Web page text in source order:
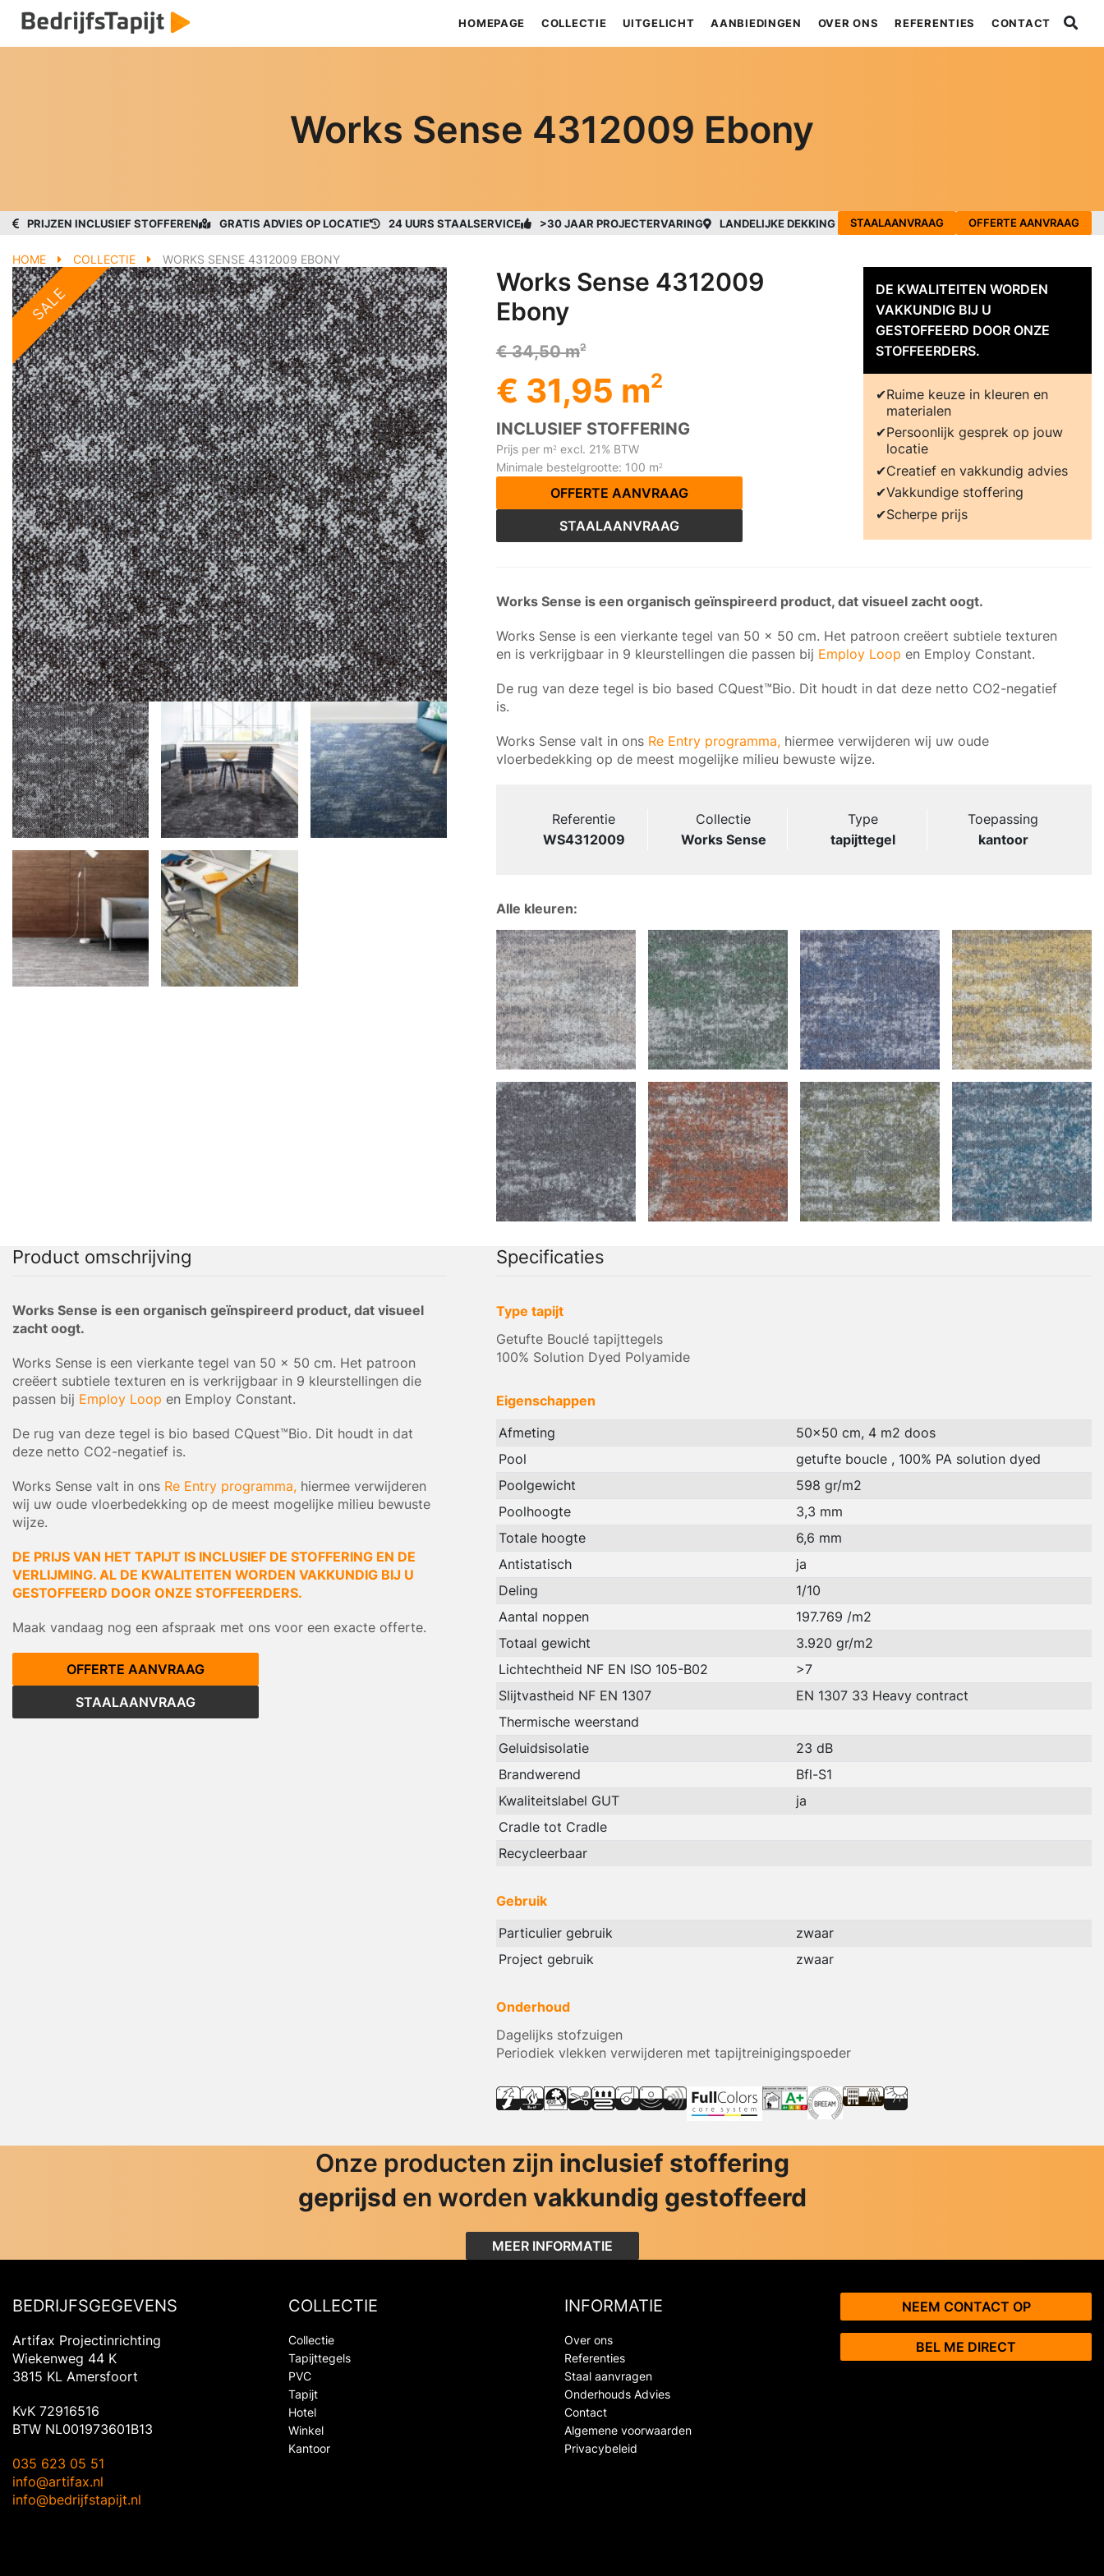
HOMEPAGE COLLECTIE UITGELICHT AANBIEDINGEN OVER ONS REFERENTIES CONTACT
Works Sense 4312009 Ebony
PRIJZEN INCLUSIEF STOFFEREN GRATIS ADVIES OP LOCATIE 24 UURS STAALSERVICE >30 JAAR PROJECTERVARING LANDELIJKE DEKKING STAALAANVRAAG OFFERTE AANVRAAG
HOME COLLECTIE WORKS SENSE 4312009 EBONY
SALE
Works Sense 4312009
Ebony
€ 34,50 m2
€ 31,95 m2
INCLUSIEF STOFFERING
Prijs per m2 excl. 21% BTW
Minimale bestelgrootte: 100 m2
OFFERTE AANVRAAG
STAALAANVRAAG
DE KWALITEITEN WORDEN
VAKKUNDIG BIJ U
GESTOFFEERD DOOR ONZE
STOFFEERDERS.
Ruime keuze in kleuren en
materialen
Persoonlijk gesprek op jouw
locatie
Creatief en vakkundig advies
Vakkundige stoffering
Scherpe prijs
Works Sense is een organisch geïnspireerd product, dat visueel zacht oogt.
Works Sense is een vierkante tegel van 50 x 50 cm. Het patroon creëert subtiele texturen
en is verkrijgbaar in 9 kleurstellingen die passen bij Employ Loop en Employ Constant.
De rug van deze tegel is bio based CQuest™Bio. Dit houdt in dat deze netto CO2-negatief
is.
Works Sense valt in ons Re Entry programma,hiermee verwijderen wij uw oude
vloerbedekking op de meest mogelijke milieu bewuste wijze.
Referentie
WS4312009
Collectie
Works Sense
Type
tapijttegel
Toepassing
kantoor
Alle kleuren:
Product omschrijving
Works Sense is een organisch geïnspireerd product, dat visueel
zacht oogt.
Works Sense is een vierkante tegel van 50 x 50 cm. Het patroon
creëert subtiele texturen en is verkrijgbaar in 9 kleurstellingen die
passen bij Employ Loop en Employ Constant.
De rug van deze tegel is bio based CQuest™Bio. Dit houdt in dat
deze netto CO2-negatief is.
Works Sense valt in ons Re Entry programma, hiermee verwijderen
wij uw oude vloerbedekking op de meest mogelijke milieu bewuste
wijze.
DE PRIJS VAN HET TAPIJT IS INCLUSIEF DE STOFFERING EN DE
VERLIJMING. AL DE KWALITEITEN WORDEN VAKKUNDIG BIJ U
GESTOFFEERD DOOR ONZE STOFFEERDERS.
Maak vandaag nog een afspraak met ons voor een exacte offerte.
OFFERTE AANVRAAG
STAALAANVRAAG
Specificaties
Type tapijt
Getufte Bouclé tapijttegels
100% Solution Dyed Polyamide
Eigenschappen
Afmeting
50x50 cm, 4 m2 doos
Pool
getufte boucle , 100% PA solution dyed
Poolgewicht
598 gr/m2
Poolhoogte
3,3 mm
Totale hoogte
6,6 mm
Antistatisch
ja
Deling
1/10
Aantal noppen
197.769 /m2
Totaal gewicht
3.920 gr/m2
Lichtechtheid NF EN ISO 105-B02
>7
Slijtvastheid NF EN 1307
EN 1307 33 Heavy contract
Thermische weerstand
Geluidsisolatie
23 dB
Brandwerend
Bfl-S1
Kwaliteitslabel GUT
ja
Cradle tot Cradle
Recycleerbaar
Gebruik
Particulier gebruik
zwaar
Project gebruik
zwaar
Onderhoud
Dagelijks stofzuigen
Periodiek vlekken verwijderen met tapijtreinigingspoeder
Onze producten zijn inclusief stoffering
geprijsd en worden vakkundig gestoffeerd
MEER INFORMATIE
BEDRIJFSGEGEVENS
Artifax Projectinrichting
Wiekenweg 44 K
3815 KL Amersfoort
KvK 72916516
BTW NL001973601B13
035 623 05 51
info@artifax.nl
info@bedrijfstapijt.nl
COLLECTIE
Collectie
Tapijttegels
PVC
Tapijt
Hotel
Winkel
Kantoor
INFORMATIE
Over ons
Referenties
Staal aanvragen
Onderhouds Advies
Contact
Algemene voorwaarden
Privacybeleid
NEEM CONTACT OP
BEL ME DIRECT